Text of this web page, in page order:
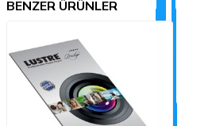
BENZER ÜRÜNLER